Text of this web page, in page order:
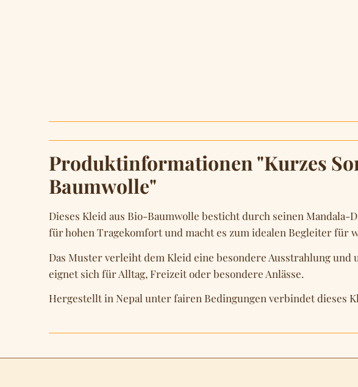
Produktinformationen "Kurzes
Baumwolle"
Dieses Kleid aus Bio-Baumwolle besticht durch seinen
für hohen Tragekomfort und macht es zum idealen Begleiter für
Das Muster verleiht dem Kleid eine besondere Ausstrahlung
eignet sich für Alltag, Freizeit oder besondere Anlässe.
Hergestellt in Nepal unter fairen Bedingungen verbindet dieses